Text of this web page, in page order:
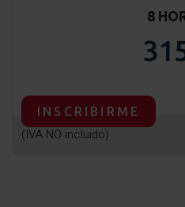
8
INSCRIBIRME
(IVA NO incluido)